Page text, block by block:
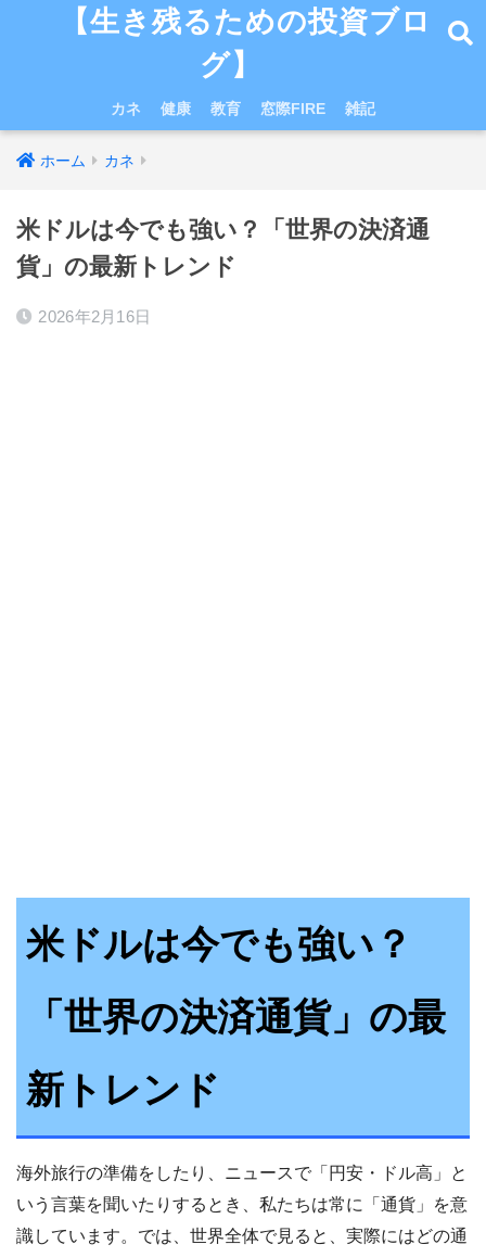
【生き残るための投資ブロ
グ】
カネ 健康 教育 窓際FIRE 雑記
ホーム カネ
米ドルは今でも強い？「世界の決済通
貨」の最新トレンド
2026年2月16日
米ドルは今でも強い？
「世界の決済通貨」の最
新トレンド
海外旅行の準備をしたり、ニュースで「円安・ドル高」と
いう言葉を聞いたりするとき、私たちは常に「通貨」を意
識しています。では、世界全体で見ると、実際にはどの通